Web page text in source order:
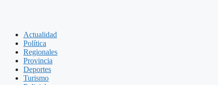
Actualidad
Política
Regionales
Provincia
Deportes
Turismo